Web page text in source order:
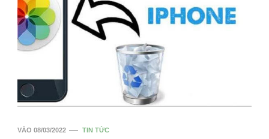
VÀO 08/03/2022 TIN TỨC